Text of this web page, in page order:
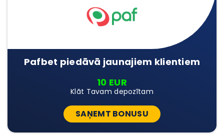
Pafbet piedāvā jaunajiem klientiem
10 EUR
Klāt Tavam depozītam
SAŅEMT BONUSU